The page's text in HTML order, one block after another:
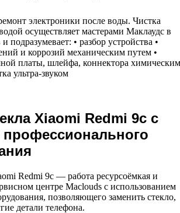
электроники после воды. Чистка
осуществляет мастерами Маклаудс в
подразумевает: • разбор устройства •
и коррозий механическим путем •
платы, шлейфа, коннектора химическим
ультра-звуком
Xiaomi Redmi 9c с
Redmi 9c — работа ресурсоёмкая и
центре Maclouds с использованием
позволяющего заменить стекло,
детали телефона.